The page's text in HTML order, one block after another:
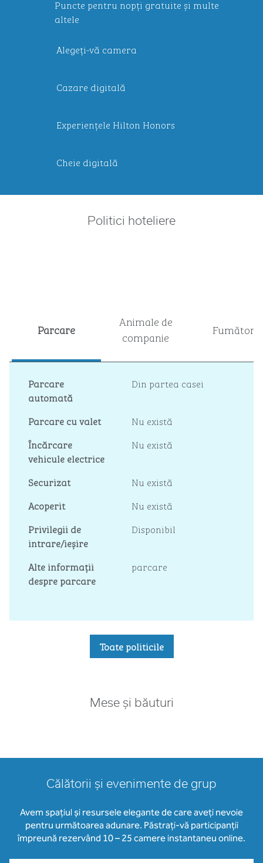
Puncte pentru nopți gratuite și multe
altele
Alegeți-vă camera
Cazare digitală
Experiențele Hilton Honors
Cheie digitală
Politici hoteliere
Parcare
Animale de
companie
Fumători
Parcare
automată
Din partea casei
Parcare cu valet
Nu există
Încărcare
vehicule electrice
Nu există
Securizat
Nu există
Acoperit
Nu există
Privilegii de
intrare/ieșire
Disponibil
Alte informații
despre parcare
parcare
Toate politicile
Mese și băuturi
Călătorii și evenimente de grup
Avem spațiul și resursele elegante de care aveți nevoie
pentru următoarea adunare. Păstrați-vă participanții
împreună rezervând 10 – 25 camere instantaneu online.